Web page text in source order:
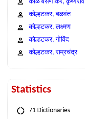
काळे बसणीकर, कृष्णराव
कोल्हटकर, बळवंत
कोल्हटकर, लक्ष्मण
कोल्हटकर, गोविंद
कोल्हटकर, राम्रचंद्र
Statistics
71 Dictionaries